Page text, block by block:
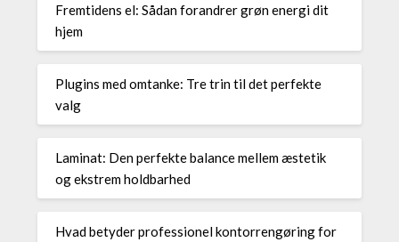
Fremtidens el: Sådan forandrer grøn energi dit
hjem
Plugins med omtanke: Tre trin til det perfekte
valg
Laminat: Den perfekte balance mellem æstetik
og ekstrem holdbarhed
Hvad betyder professionel kontorrengøring for